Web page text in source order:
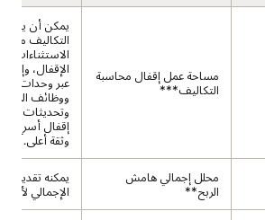
مساحة عمل إقفال محاسبة
التكاليف***
يمكن أن يوجّه
التكاليف من
الاستثناءات
الإقفال،
عبر وحدات
ووظائف
وتحديثات
إقفال أسرع،
وثقة أعلى.
محلل إجمالي هامش
الربح**
يمكنه تقدير
الإجمالي لأحد